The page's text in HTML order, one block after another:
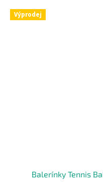
Výprodej
Balerínky Tennis